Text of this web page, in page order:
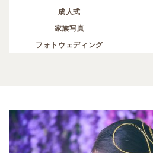
成人式
家族写真
フォトウェディング